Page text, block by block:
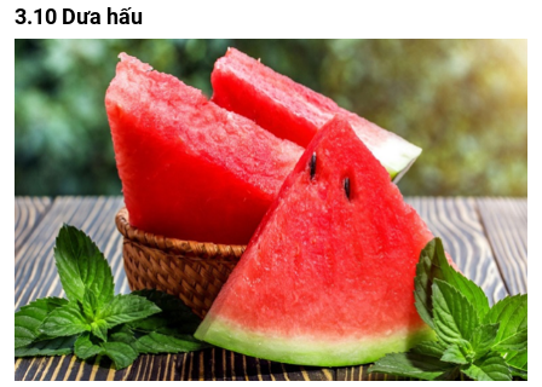
3.10 Dưa hấu